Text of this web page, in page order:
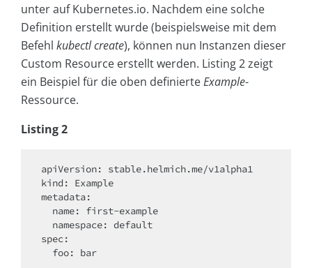
unter auf Kubernetes.io. Nachdem eine solche
Definition erstellt wurde (beispielsweise mit dem
Befehl kubectl create), können nun Instanzen dieser
Custom Resource erstellt werden. Listing 2 zeigt
ein Beispiel für die oben definierteExample-
Ressource.
Listing 2
apiVersion: stable.helmich.me/v1alpha1
kind: Example
metadata:
spec: